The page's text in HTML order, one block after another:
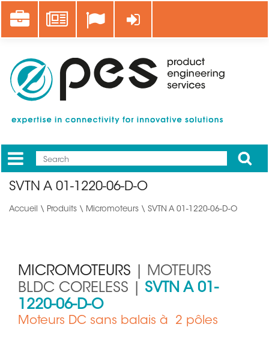
au
contenu
Career News Se connecter
Mobile
Main
Apply
SVTN A 01-1220-06-D-O
Accueil \ Produits \ Micromoteurs \ SVTN A 01-1220-06-D-O
MICROMOTEURS | MOTEURS
BLDC CORELESS | SVTN A 01-
1220-06-D-O
Moteurs DC sans balais à 2 pôles